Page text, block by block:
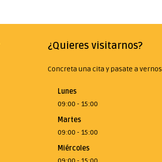
¿Quieres visitarnos?
Concreta una cita y pasate a vernos
Lunes
09:00 - 15:00
Martes
09:00 - 15:00
Miércoles